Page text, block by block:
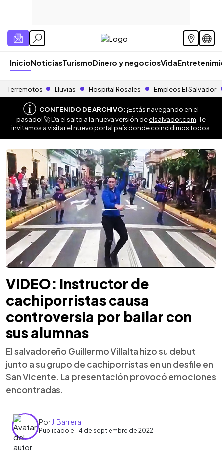
InicioNoticiasTurismoDinero y negociosVida
Terremotos Lluvias Hospital Rosales Empleos El Salvador
CONTENIDO DE ARCHIVO:¡Estás navegando en el
pasado! 🚀 Da el salto a la nueva versión deelsalvador.com . Te
invitamos a visitar el nuevo portal país donde coincidimos todos.
VIDEO: Instructor de
cachiporristas causa
controversia por bailar con
sus alumnas
El salvadoreño Guillermo Villalta hizo su debut
junto a su grupo de cachiporristas en un desfile en
San Vicente. La presentación provocó emociones
encontradas.
Por J. Barrera
Publicado el 14 de septiembre de 2022